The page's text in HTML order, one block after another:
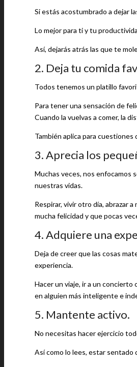
Si estás acostumbrado a dejar
Lo mejor para ti y tu
Así, dejarás atrás las que te
2. Deja tu comida
Todos tenemos un platillo
Para tener una sensación de
Cuando la vuelvas a comer, la
También aplica para cuestiones
3. Aprecia los
Muchas veces, nos enfocamos
nuestras vidas.
Respirar, vivir otro día, abrazar
mucha felicidad y que pocas
4. Adquiere una
Deja de creer que las cosas
experiencia.
Hacer un viaje, ir a un
en alguien más inteligente e
5. Mantente activo.
No necesitas hacer ejercicio
Así como lo lees, estar sentado